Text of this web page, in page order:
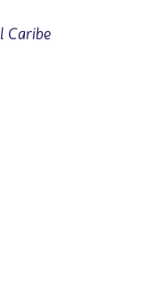
Caribe